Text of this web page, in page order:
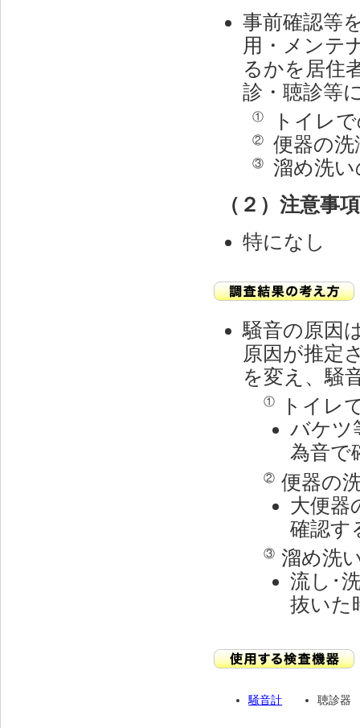
事前確認等
用・メンテ
るかを居住
診・聴診等
① トイレ
② 便器の洗
③
溜め洗
（２）注意事
特になし
騒音の原因
原因が推定
を変え、騒
①
トイレ
バケツ
為音で
② 便器の
大便器
確認す
③ 溜め洗
流し･
抜いた
騒音計 聴診器